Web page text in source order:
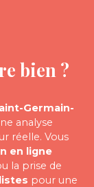
bien ?
Germain-
analyse
réelle. Vous
en ligne
la prise de
pour une